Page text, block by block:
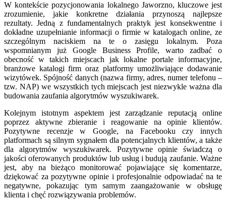
W kontekście pozycjonowania lokalnego Jaworzno, kluczowe jest
zrozumienie, jakie konkretne działania przynoszą najlepsze
rezultaty. Jedną z fundamentalnych praktyk jest konsekwentne i
dokładne uzupełnianie informacji o firmie w katalogach online, ze
szczególnym naciskiem na te o zasięgu lokalnym. Poza
wspomnianym już Google Business Profile, warto zadbać o
obecność w takich miejscach jak lokalne portale informacyjne,
branżowe katalogi firm oraz platformy umożliwiające dodawanie
wizytówek. Spójność danych (nazwa firmy, adres, numer telefonu –
tzw. NAP) we wszystkich tych miejscach jest niezwykle ważna dla
budowania zaufania algorytmów wyszukiwarek.
Kolejnym istotnym aspektem jest zarządzanie reputacją online
poprzez aktywne zbieranie i reagowanie na opinie klientów.
Pozytywne recenzje w Google, na Facebooku czy innych
platformach są silnym sygnałem dla potencjalnych klientów, a także
dla algorytmów wyszukiwarek. Pozytywne opinie świadczą o
jakości oferowanych produktów lub usług i budują zaufanie. Ważne
jest, aby na bieżąco monitorować pojawiające się komentarze,
dziękować za pozytywne opinie i profesjonalnie odpowiadać na te
negatywne, pokazując tym samym zaangażowanie w obsługę
klienta i chęć rozwiązywania problemów.